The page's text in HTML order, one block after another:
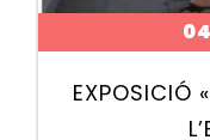
EXPOSICIÓ